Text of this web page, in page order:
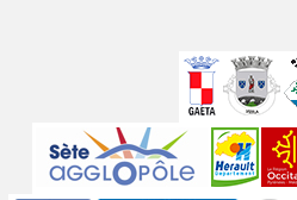
partenaires